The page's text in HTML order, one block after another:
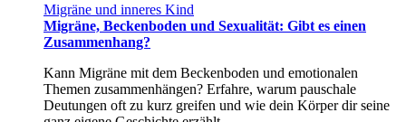
Migräne und inneres Kind
Migräne, Beckenboden und Sexualität: Gibt es einen
Zusammenhang?
Kann Migräne mit dem Beckenboden und emotionalen
Themen zusammenhängen? Erfahre, warum pauschale
Deutungen oft zu kurz greifen und wie dein Körper dir seine